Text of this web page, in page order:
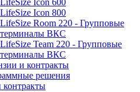
LifeSize Icon 600
LifeSize Icon 800
LifeSize Room 220 - Групповые
терминалы ВКС
LifeSize Team 220 - Групповые
терминалы ВКС
и контракты
решения